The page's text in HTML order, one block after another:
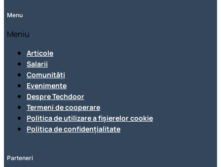
Menu
Meniu
Articole
Salarii
Comunități
Evenimente
Despre Techdoor
Termeni de cooperare
Politica de utilizare a fișierelor cookie
Politica de confidențialitate
Parteneri